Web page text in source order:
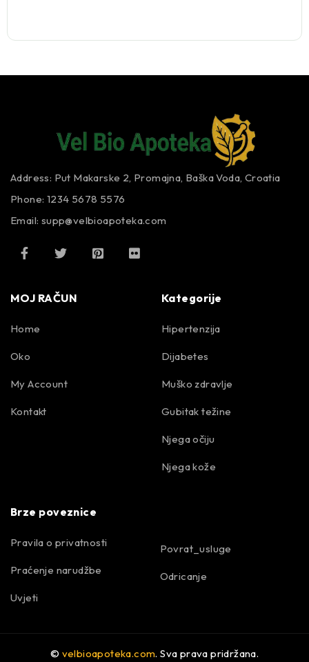
Address: Put Makarske 2, Promajna, Baška Voda, Croatia
Phone: 1234 5678 5576
Email: supp@velbioapoteka.com
MOJ RAČUN
Home
Oko
My Account
Kontakt
Kategorije
Hipertenzija
Dijabetes
Muško zdravlje
Gubitak težine
Njega očiju
Njega kože
Brze poveznice
Pravila o privatnosti
Praćenje narudžbe
Uvjeti
Povrat_usluge
Odricanje
© velbioapoteka.com. Sva prava pridržana.